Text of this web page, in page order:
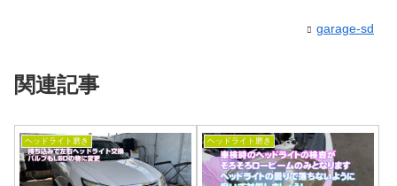
garage-sd
関連記事
ヘッドライト磨き ヘッドライト磨き